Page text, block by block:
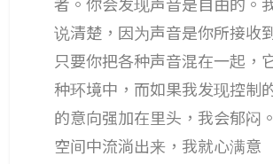
者。你会发现声音是自由的。
说清楚，因为声音是你所接收
只要你把各种声音混在一起，
种环境中，而如果我发现控制
的意向强加在里头，我会郁闷
空间中流淌出来，我就心满意